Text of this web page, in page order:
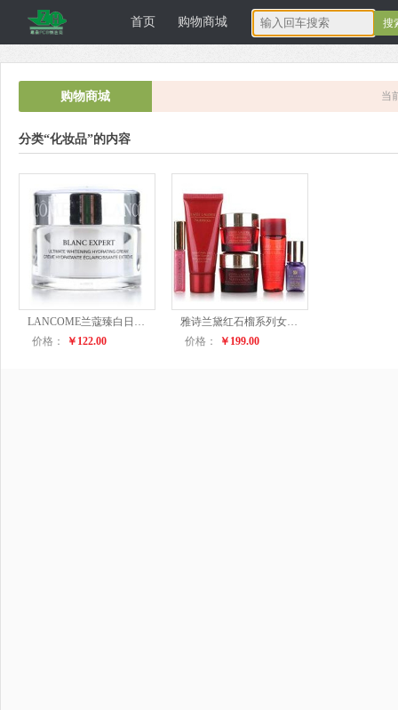
深圳正宏电子
科技有限公司
首页 购物商城
购物商城 当
分类“化妆品”的内容
LANCOME兰蔻臻白日霜 美白淡斑保湿补水套装 女士护肤品 15ml*2
价格：
￥122.00
雅诗兰黛红石榴系列女士化妆品旅行装小样套装 多款可选 3件套
价格：
￥199.00